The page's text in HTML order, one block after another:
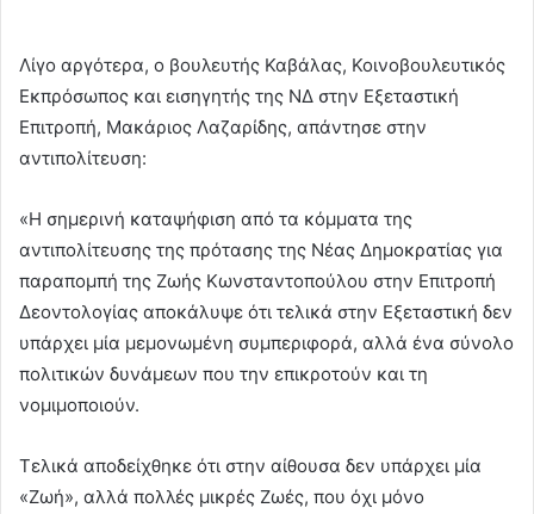
Λίγο αργότερα, ο βουλευτής Καβάλας, Κοινοβουλευτικός
Εκπρόσωπος και εισηγητής της ΝΔ στην Εξεταστική
Επιτροπή, Μακάριος Λαζαρίδης, απάντησε στην
αντιπολίτευση:
«Η σημερινή καταψήφιση από τα κόμματα της
αντιπολίτευσης της πρότασης της Νέας Δημοκρατίας για
παραπομπή της Ζωής Κωνσταντοπούλου στην Επιτροπή
Δεοντολογίας αποκάλυψε ότι τελικά στην Εξεταστική δεν
υπάρχει μία μεμονωμένη συμπεριφορά, αλλά ένα σύνολο
πολιτικών δυνάμεων που την επικροτούν και τη
νομιμοποιούν.
Τελικά αποδείχθηκε ότι στην αίθουσα δεν υπάρχει μία
«Ζωή», αλλά πολλές μικρές Ζωές, που όχι μόνο